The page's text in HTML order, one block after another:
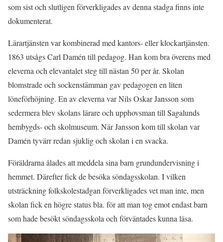
som sist och slutligen förverkligades av denna stadga finns inte
dokumenterat.
Lärartjänsten var kombinerad med kantors- eller klockartjänsten.
1863 utsågs Carl Damén till pedagog. Han kom bra överens med
eleverna och elevantalet steg till nästan 50 per år. Skolan
blomstrade och sockenstämman gav pedagogen en liten
löneförhöjning. En av eleverna var Nils Oskar Jansson som
sedermera blev skolans lärare och upphovsman till Sagalunds
hembygds- och skolmuseum. När Jansson kom till skolan var
Damén tyvärr redan sjuklig och skolan i en svacka.
Föräldrarna ålades att meddela sina barn grundundervisning i
hemmet. Därefter fick de besöka söndagsskolan. I vilken
utsträckning folkskolestadgan förverkligades vet man inte, men
skolan fick en högre status bla. för att man tog emot endast barn
som hade besökt söndagsskola och förväntades kunna läsa.